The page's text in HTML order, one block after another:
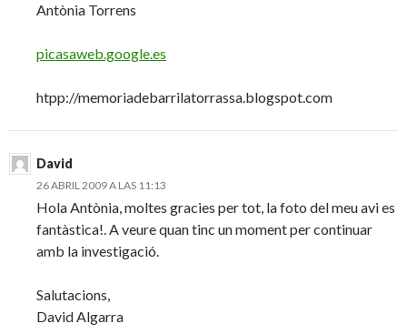
Antònia Torrens
picasaweb.google.es
htpp://memoriadebarrilatorrassa.blogspot.com
David
26 ABRIL 2009 A LAS 11:13
Hola Antònia, moltes gracies per tot, la foto del meu avi es
fantàstica!. A veure quan tinc un moment per continuar
amb la investigació.
Salutacions,
David Algarra